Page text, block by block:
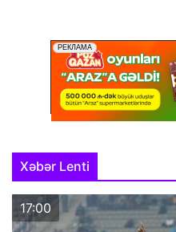
Xəbər Lenti
17:00